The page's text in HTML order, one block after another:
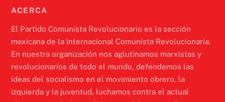
ACERCA
El Partido Comunista Revolucionario es la sección
mexicana de la Internacional Comunista Revolucionaria.
En nuestra organización nos aglutinamos marxistas y
revolucionarios de todo el mundo, defendemos las
ideas del socialismo en el movimiento obrero, la
izquierda y la juventud, luchamos contra el actual